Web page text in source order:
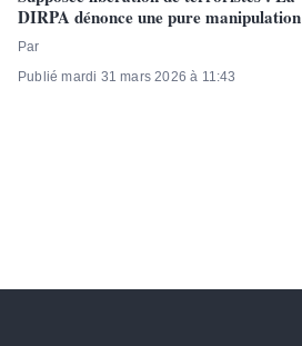
DIRPA dénonce une pure manipulation
Par
Publié mardi 31 mars 2026 à 11:43